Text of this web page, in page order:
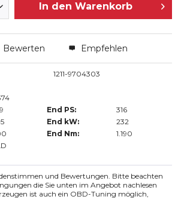
In den Warenkorb
Bewerten Empfehlen
1211-9704303
End PS:
316
End kW:
232
End Nm:
1.190
und Bewertungen. Bitte beachten
die Sie unten im Angebot nachlesen
ist auch ein OBD-Tuning möglich,